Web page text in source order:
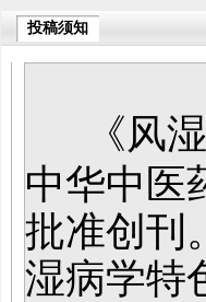
投稿须知
《风
中华中医
批准创刊
湿病学特